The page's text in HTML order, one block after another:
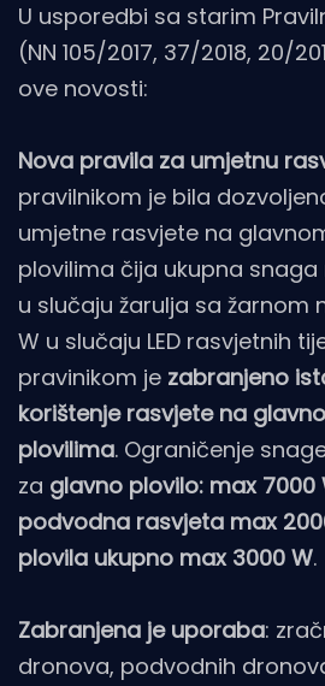
U usporedbi sa starim
(NN 105/2017, 37/2018, 20/
ove novosti:
Nova pravila za umjetnu
pravilnikom je bila
umjetne rasvjete na
plovilima čija ukupna snaga
u slučaju žarulja sa žarnom
W u slučaju LED rasvjetnih
pravinikom je zabranjeno
korištenje rasvjete na
plovilima. Ograničenje
za glavno plovilo: max 7000
podvodna rasvjeta max
plovila ukupno max 3000 W.
Zabranjena je uporaba:
dronova, podvodnih